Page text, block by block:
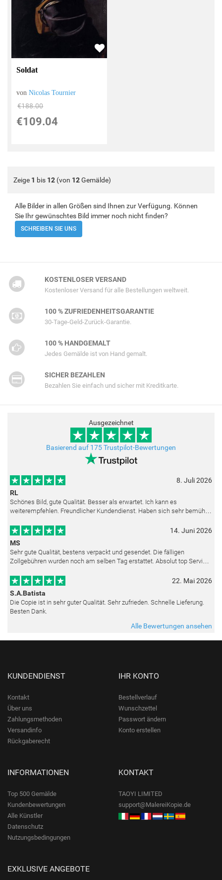
Soldat
vonNicolas Tournier
€188.00
€109.04
Zeige 1 bis 12 (von 12Gemälde)
Alle Bilder in allen Größen sind Ihnen zur Verfügung. Können
Sie Ihr gewünschtes Bild immer noch nicht finden?
SCHREIBEN SIE UNS
KOSTENLOSER VERSAND
Kostenloser Versand für alle Bestellungen weltweit.
100 % ZUFRIEDENHEITSGARANTIE
30-Tage-Geld-Zurück-Garantie.
100 % HANDGEMALT
Jedes Gemälde ist von Hand gemalt.
SICHER BEZAHLEN
Bezahlen Sie einfach und sicher mit Kreditkarte.
Ausgezeichnet
Basierend auf 175 Trustpilot-Bewertungen
8. Juli 2026
RL
Schönes Bild, gute Qualität. Besser als erwartet. Ich kann es
weiterempfehlen. Freundlicher Kundendienst. Haben sich sehr bemüht
14. Juni 2026
MS
Sehr gute Qualität, bestens verpackt und gesendet. Die fälligen
Zollgebühren wurden noch am selben Tag erstattet. Absolut top Service
22. Mai 2026
S.A.Batista
Die Copie ist in sehr guter Qualität. Sehr zufrieden. Schnelle Lieferung.
Besten Dank.
Alle Bewertungen ansehen
KUNDENDIENST
Kontakt
Über uns
Zahlungsmethoden
Versandinfo
Rückgaberecht
IHR KONTO
Bestellverlauf
Wunschzettel
Passwort ändern
Konto erstellen
INFORMATIONEN
Top 500 Gemälde
Kundenbewertungen
Alle Künstler
Datenschutz
Nutzungsbedingungen
KONTAKT
TAOYI LIMITED
support@MalereiKopie.de
EXKLUSIVE ANGEBOTE